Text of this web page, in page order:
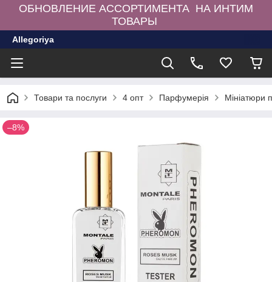
ОБНОВЛЕНИЕ АССОРТИМЕНТА НА ИНТИМ
ТОВАРЫ
Allegoriya
Товари та послуги 4 опт Парфумерія Мініатюри
–8%